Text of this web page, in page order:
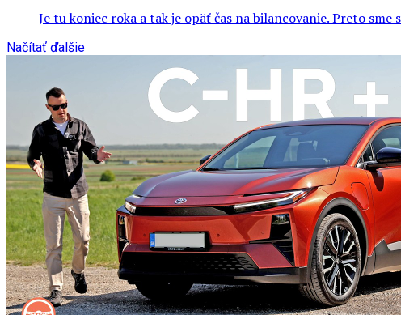
Je tu koniec roka a tak je opäť čas na bilancovanie. Preto
Načítať ďalšie